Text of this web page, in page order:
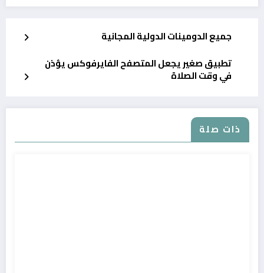
جميع الدومينات الدولية المجانية
تطبيق صغير يجعل المتصفح الفايرفوكس يؤذن
في وقت الصلاة
ذات صلة